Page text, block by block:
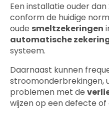
Een installatie ouder
conform de huidige
oude smeltzekeringen
automatische
systeem.
Daarnaast kunnen
stroomonderbrekingen,
problemen met de
wijzen op een defecte